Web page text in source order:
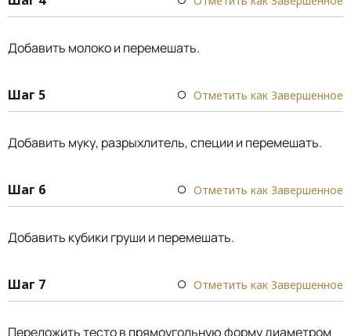
Добавить молоко и перемешать.
Шаг 5 Отметить как Завершенное
Добавить муку, разрыхлитель, специи и перемешать.
Шаг 6 Отметить как Завершенное
Добавить кубики груши и перемешать.
Шаг 7 Отметить как Завершенное
Переложить тесто в прямоугольную форму диаметром